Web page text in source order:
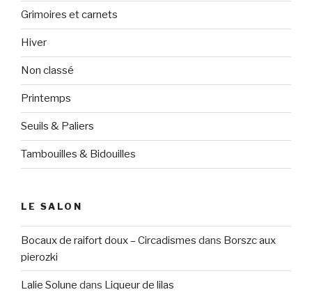
Grimoires et carnets
Hiver
Non classé
Printemps
Seuils & Paliers
Tambouilles & Bidouilles
LE SALON
Bocaux de raifort doux – Circadismes dans Borszc aux
pierozki
Lalie Solune dans Liqueur de lilas